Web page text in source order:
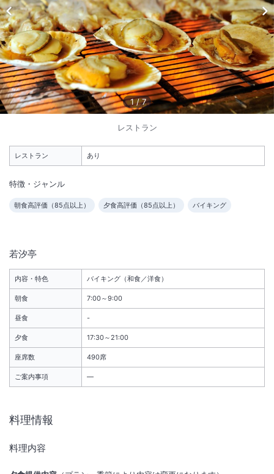
1 /10
外観
遊びきれない温泉＆プールのテーマパーク、バギーなどアクティビティ
も充実◎ 三日月打ち上げ花火開催中(期間限定）
チェックアウト
大浴場あり
施設からのお知らせ
宿泊料金にスパ施設利用料金を含みます（チェックアウト後は有料）。
ベビーカー貸出をご希望の場合は、ご予約時に宿泊施設にご連絡くださ
い。
年次電気メンテナンス実施のお知らせ
【期間】
２０２６年１２月１５日（火）～ １７日(木）日帰り・宿泊 全館休館
日となります
該当日前日・当日のお客様は下記内容ご了承願います。
ド・ペットホテル等全施設をご利用いただけません。
1 /7
レストラン
レストラン あり
特徴・ジャンル
朝食高評価（85点以上） 夕食高評価（85点以上） バイキング
若汐亭
内容・特色 バイキング（和食／洋食）
朝食 7:00～9:00
昼食 -
夕食 17:30～21:00
座席数 490席
ご案内事項 ―
料理情報
料理内容